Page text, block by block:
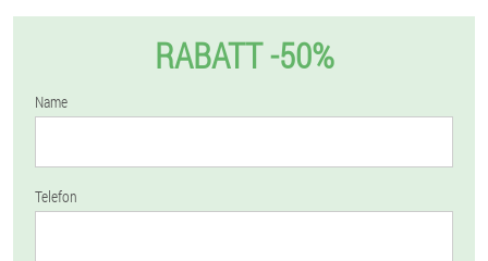
RABATT -50%
Name
Telefon